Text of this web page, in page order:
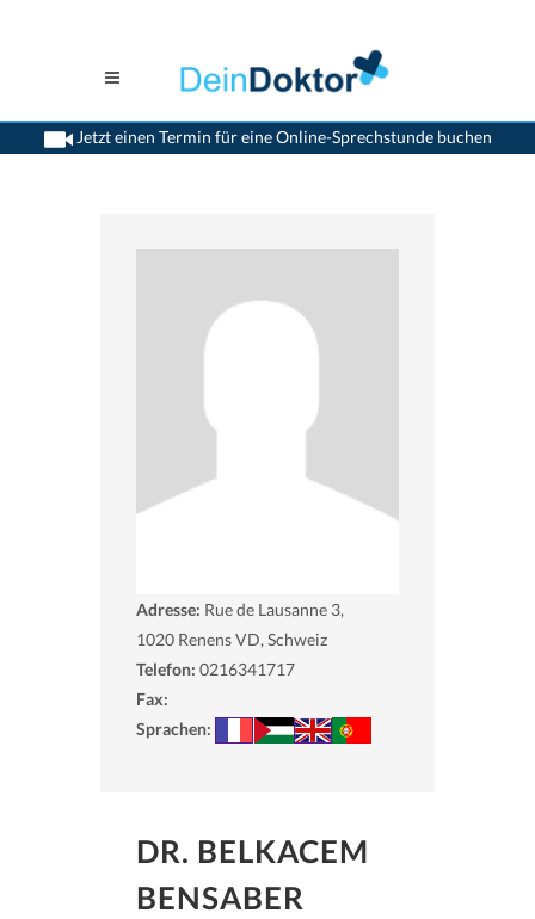
Jetzt einen Termin für eine Online-Sprechstunde buchen
>Hals Nasen Ohren Aerzte (HNO)>Renens VD>Dr. Belkacem Bensaber>
Adresse: Rue de Lausanne 3,
1020 Renens VD, Schweiz
Telefon: 0216341717
Fax:
Sprachen:
DR. BELKACEM
BENSABER